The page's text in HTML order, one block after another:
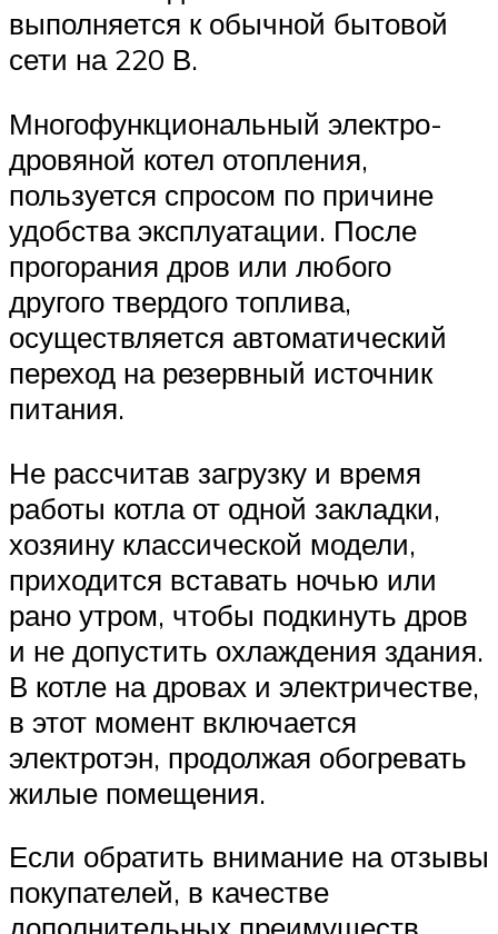
выполняется к обычной бытовой
сети на 220 В.
Многофункциональный электро-
дровяной котел отопления,
пользуется спросом по причине
удобства эксплуатации. После
прогорания дров или любого
другого твердого топлива,
осуществляется автоматический
переход на резервный источник
питания.
Не рассчитав загрузку и время
работы котла от одной закладки,
хозяину классической модели,
приходится вставать ночью или
рано утром, чтобы подкинуть дров
и не допустить охлаждения здания.
В котле на дровах и электричестве,
в этот момент включается
электротэн, продолжая обогревать
жилые помещения.
Если обратить внимание на отзывы
покупателей, в качестве